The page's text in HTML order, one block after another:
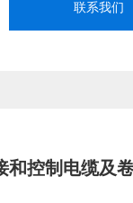
联系我们
控制电缆及